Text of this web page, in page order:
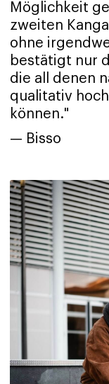
Möglichkeit
zweiten
ohne
bestätigt nur
die all denen
qualitativ
können."
— Bisso